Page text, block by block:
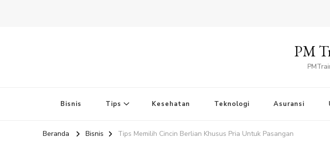
PM
Bisnis Tips Kesehatan Teknologi Asuransi
Beranda Bisnis Tips Memilih Cincin Berlian Khusus Pria Untuk Pasangan